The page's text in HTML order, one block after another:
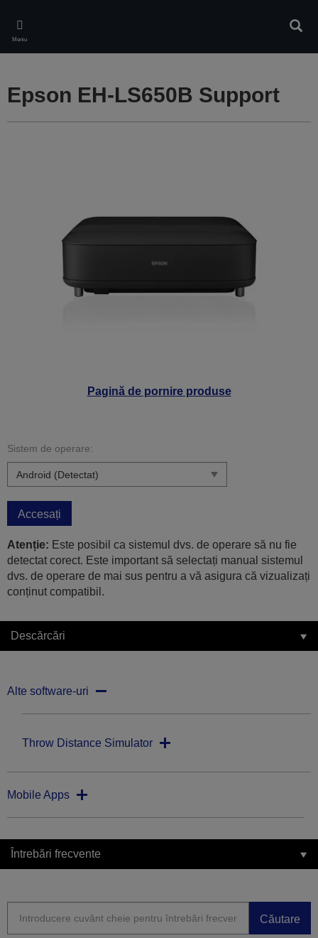
main
content
Meniu
Pagină de pornire produse
Epson EH-LS650B Support
Sistem de operare:
Accesați
Atenție: Este posibil ca sistemul dvs. de operare să nu fie
detectat corect. Este important să selectați manual sistemul
dvs. de operare de mai sus pentru a vă asigura că vizualizați
conținut compatibil.
Descărcări
Alte software-uri
Throw Distance Simulator
Mobile Apps
Întrebări frecvente
Căutare